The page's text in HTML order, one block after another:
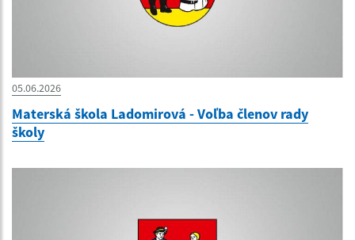
05.06.2026
Materská škola Ladomirová - Voľba členov rady
školy